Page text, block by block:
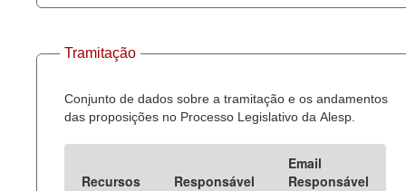
Tramitação
Conjunto de dados sobre a tramitação e os andamentos
das proposições no Processo Legislativo da Alesp.
Recursos Responsável
Email
Responsável